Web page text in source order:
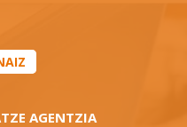
AGENTZIA